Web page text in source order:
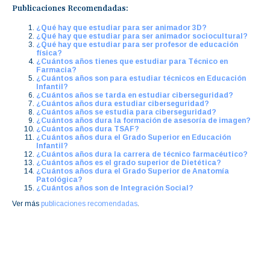
Publicaciones Recomendadas:
¿Qué hay que estudiar para ser animador 3D?
¿Qué hay que estudiar para ser animador sociocultural?
¿Qué hay que estudiar para ser profesor de educación
física?
¿Cuántos años tienes que estudiar para Técnico en
Farmacia?
¿Cuántos años son para estudiar técnicos en Educación
Infantil?
¿Cuántos años se tarda en estudiar ciberseguridad?
¿Cuántos años dura estudiar ciberseguridad?
¿Cuántos años se estudia para ciberseguridad?
¿Cuántos años dura la formación de asesoría de imagen?
¿Cuántos años dura TSAF?
¿Cuántos años dura el Grado Superior en Educación
Infantil?
¿Cuántos años dura la carrera de técnico farmacéutico?
¿Cuántos años es el grado superior de Dietética?
¿Cuántos años dura el Grado Superior de Anatomía
Patológica?
¿Cuántos años son de Integración Social?
Ver más publicaciones recomendadas.